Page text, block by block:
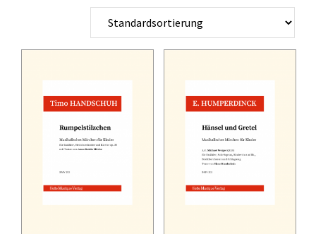
Orchesterwerke
Tonträger (Audio-Video)
Literatur